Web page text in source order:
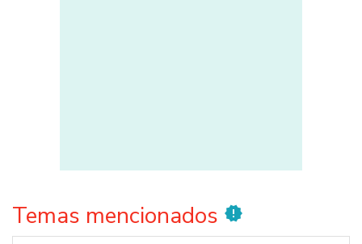
Temas mencionados new_releases